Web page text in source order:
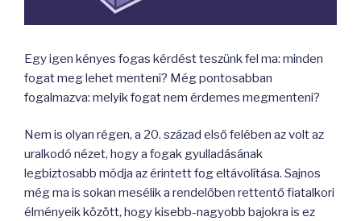
Egy igen kényes fogas kérdést teszünk fel ma: minden
fogat meg lehet menteni? Még pontosabban
fogalmazva: melyik fogat nem érdemes megmenteni?
Nem is olyan régen, a 20. század első felében az volt az
uralkodó nézet, hogy a fogak gyulladásának
legbiztosabb módja az érintett fog eltávolítása. Sajnos
még ma is sokan mesélik a rendelőben rettentő fiatalkori
élményeik között, hogy kisebb-nagyobb bajokra is ez